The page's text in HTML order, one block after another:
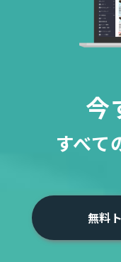
今
すべて
無料